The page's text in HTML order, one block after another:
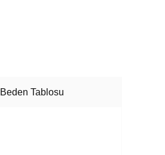
Beden Tablosu